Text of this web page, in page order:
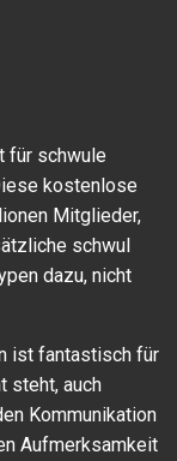
für schwule
kostenlose
Mitglieder,
schwul
dazu, nicht
ist fantastisch für
steht, auch
Kommunikation
Aufmerksamkeit